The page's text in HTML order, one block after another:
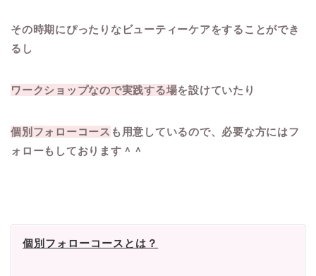
その時期にぴったりなビューティーケアをすることができ
るし
ワークショップなので実践する場を設けていたり
個別フォローコース も用意しているので、必要な方にはフ
ォローもしております＾＾
個別フォローコースとは？